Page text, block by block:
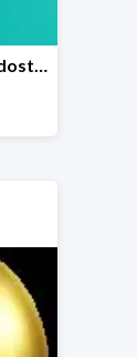
Akcja promocyjna Kup dziś dostawa jutro